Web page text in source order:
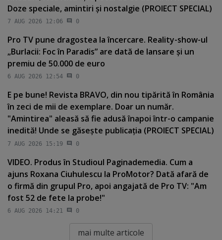
Doze speciale, amintiri şi nostalgie (PROIECT SPECIAL)
7 AUG 2026 12:06 0
Pro TV pune dragostea la încercare. Reality-show-ul
„Burlacii: Foc în Paradis” are dată de lansare şi un
premiu de 50.000 de euro
6 AUG 2026 12:54 0
E pe bune! Revista BRAVO, din nou tipărită în România
în zeci de mii de exemplare. Doar un număr.
"Amintirea" aleasă să fie adusă înapoi într-o campanie
inedită! Unde se găseşte publicaţia (PROIECT SPECIAL)
7 AUG 2026 15:19 0
VIDEO. Produs în Studioul Paginademedia. Cum a
ajuns Roxana Ciuhulescu la ProMotor? Dată afară de
o firmă din grupul Pro, apoi angajată de Pro TV: "Am
fost 52 de fete la probe!"
6 AUG 2026 14:21 0
mai multe articole